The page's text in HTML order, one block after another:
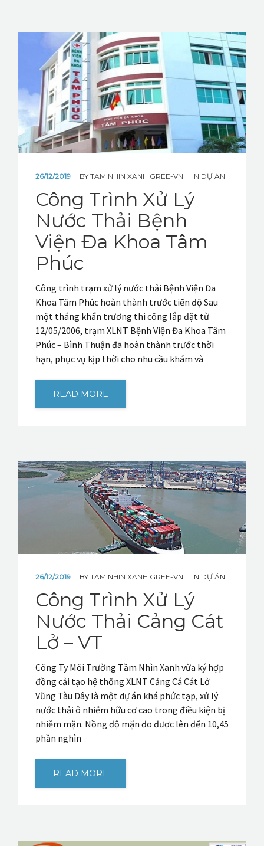
26/12/2019 BY TAM NHIN XANH GREE-VN IN DỰ ÁN
Công Trình Xử Lý
Nước Thải Bệnh
Viện Đa Khoa Tâm
Phúc
Công trình trạm xử lý nước thải Bệnh Viện Đa
Khoa Tâm Phúc hoàn thành trước tiến độ Sau
một tháng khẩn trương thi công lắp đặt từ
12/05/2006, trạm XLNT Bệnh Viện Đa Khoa Tâm
Phúc – Bình Thuận đã hoàn thành trước thời
hạn, phục vụ kịp thời cho nhu cầu khám và
READ MORE
26/12/2019 BY TAM NHIN XANH GREE-VN IN DỰ ÁN
Công Trình Xử Lý
Nước Thải Cảng Cát
Lở – VT
Công Ty Môi Trường Tầm Nhìn Xanh vừa ký hợp
đồng cải tạo hệ thống XLNT Cảng Cá Cát Lở
Vũng Tàu Đây là một dự án khá phức tạp, xử lý
nước thải ô nhiễm hữu cơ cao trong điều kiện bị
nhiễm mặn. Nồng độ mặn đo được lên đến 10,45
phần nghìn
READ MORE